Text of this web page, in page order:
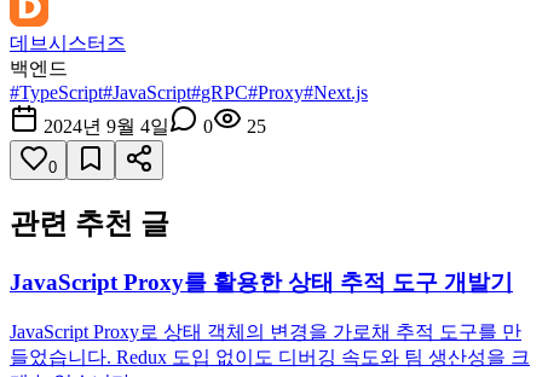
데브시스터즈
백엔드
#TypeScript#JavaScript#gRPC#Proxy#Next.js
2024년 9월 4일
0 25
0
관련 추천 글
JavaScript Proxy를 활용한 상태 추적 도구 개발기
JavaScript Proxy로 상태 객체의 변경을 가로채 추적 도구를 만
들었습니다. Redux 도입 없이도 디버깅 속도와 팀 생산성을 크